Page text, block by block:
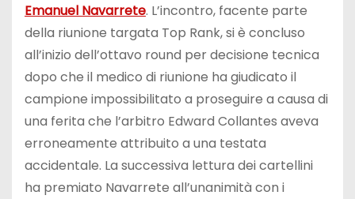
Emanuel Navarrete. L’incontro, facente parte
della riunione targata Top Rank, si è concluso
all’inizio dell’ottavo round per decisione tecnica
dopo che il medico di riunione ha giudicato il
campione impossibilitato a proseguire a causa di
una ferita che l’arbitro Edward Collantes aveva
erroneamente attribuito a una testata
accidentale. La successiva lettura dei cartellini
ha premiato Navarrete all’unanimità con i